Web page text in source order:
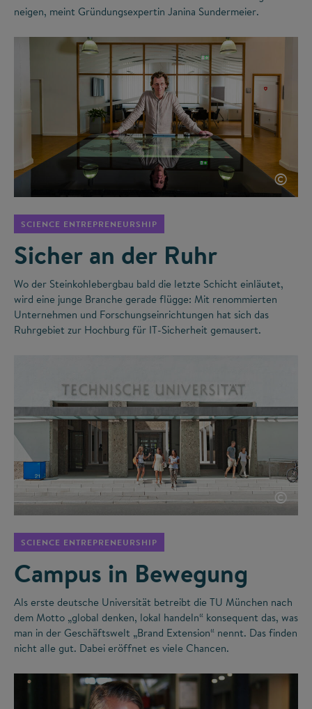
neigen, meint Gründungsexpertin Janina Sundermeier.
©
SCIENCE ENTREPRENEURSHIP
Sicher an der Ruhr
Wo der Steinkohlebergbau bald die letzte Schicht einläutet,
wird eine junge Branche gerade flügge: Mit renommierten
Unternehmen und Forschungseinrichtungen hat sich das
Ruhrgebiet zur Hochburg für IT-Sicherheit gemausert.
©
SCIENCE ENTREPRENEURSHIP
Campus in Bewegung
Als erste deutsche Universität betreibt die TU München nach
dem Motto „global denken, lokal handeln“ konsequent das, was
man in der Geschäftswelt „Brand Extension“ nennt. Das finden
nicht alle gut. Dabei eröffnet es viele Chancen.